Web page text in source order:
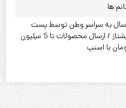
ها
به سراسر وطن توسط پست
پیشتاز / ارسال محصولات تا 5 میلیون
با اسنپ